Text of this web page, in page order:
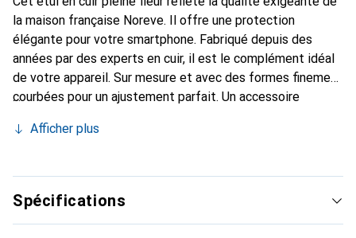
la maison française Noreve. Il offre une protection
élégante pour votre smartphone. Fabriqué depuis des
années par des experts en cuir, il est le complément idéal
de votre appareil. Sur mesure et avec des formes finement
courbées pour un ajustement parfait. Un accessoire
Noreve est internationalement reconnue pour ses produits
pour le client exigeant.
Afficher plus
Spécifications